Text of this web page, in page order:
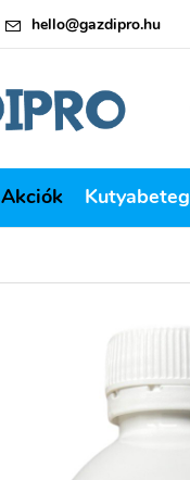
hello@gazdipro.hu
Akciók